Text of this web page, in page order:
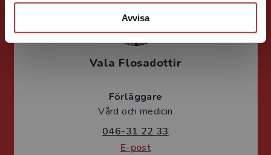
Avvisa
Vala Flosadottir
Förläggare
Vård och medicin
046-31 22 33
E-post